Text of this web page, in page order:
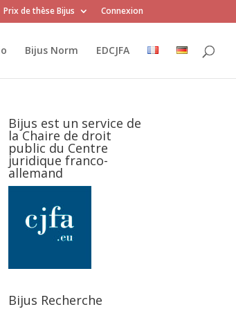
Prix de thèse Bijus Connexion
Bijus Norm EDCJFA
Bijus est un service de
la Chaire de droit
public du Centre
juridique franco-
allemand
Bijus Recherche